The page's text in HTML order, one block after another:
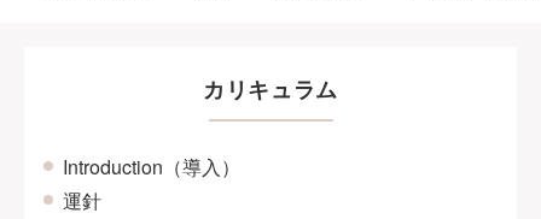
カリキュラム
Introduction（導入）
運針